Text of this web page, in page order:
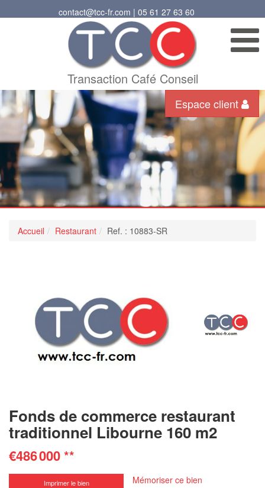
contact@tcc-fr.com | 05 61 27 63 60
Transaction Café Conseil
Espace client
Accueil Restaurant Ref. : 10883-SR
Fonds de commerce restaurant
traditionnel Libourne 160 m2
€486 000**
Imprimer le bien Mémoriser ce bien